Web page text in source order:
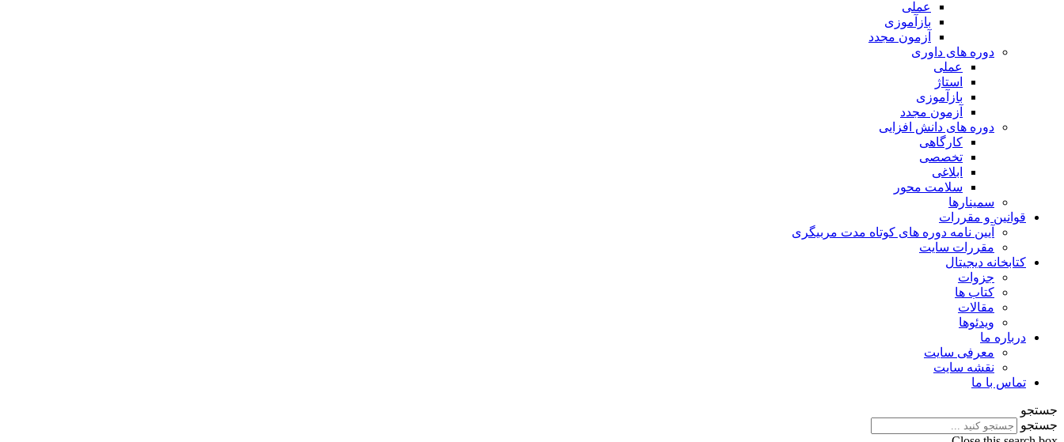
عملی
بازآموزی
آزمون مجدد
دوره های داوری
عملی
استاژ
بازآموزی
آزمون مجدد
دوره های دانش افزایی
کارگاهی
تخصصی
ابلاغی
سلامت محور
سمینارها
قوانین و مقررات
آیین نامه دوره های کوتاه مدت مربیگری
مقررات سایت
کتابخانه دیجیتال
جزوات
کتاب ها
مقالات
ویدئوها
درباره ما
معرفی سایت
نقشه سایت
تماس با ما
جستجو
جستجو